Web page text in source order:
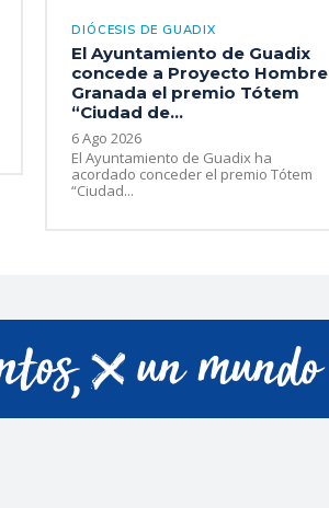
DIÓCESIS DE GUADIX
El Ayuntamiento de Guadix
concede a Proyecto Hombre
Granada el premio Tótem
“Ciudad de...
6 Ago 2026
El Ayuntamiento de Guadix ha
acordado conceder el premio Tótem
“Ciudad...